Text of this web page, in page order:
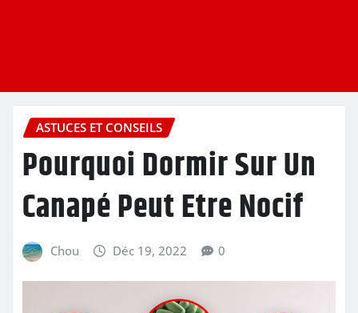
ASTUCES ET CONSEILS
Pourquoi Dormir Sur Un
Canapé Peut Etre Nocif
Chou Déc 19, 2022 0